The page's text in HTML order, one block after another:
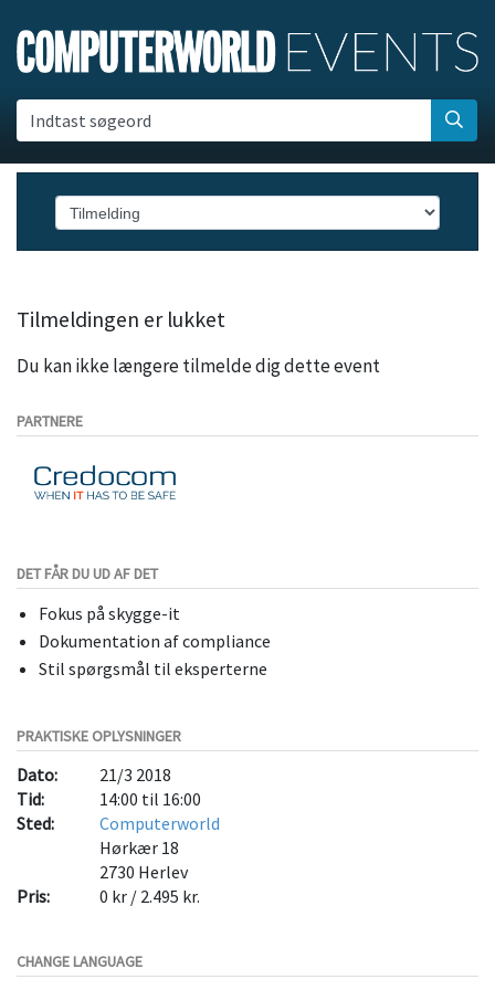
Indtast søgeord
Tilmeldingen er lukket
Du kan ikke længere tilmelde dig dette event
PARTNERE
DET FÅR DU UD AF DET
Fokus på skygge-it
Dokumentation af compliance
Stil spørgsmål til eksperterne
PRAKTISKE OPLYSNINGER
Dato:
21/3 2018
Tid:
14:00 til 16:00
Sted:
Computerworld
Hørkær 18
2730 Herlev
Pris:
0 kr / 2.495 kr.
CHANGE LANGUAGE